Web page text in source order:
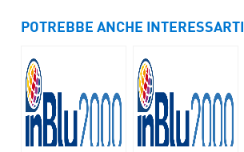
POTREBBE ANCHE INTERESSARTI